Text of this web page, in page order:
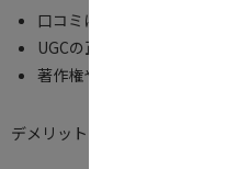
口コミにはネガティブなコ
UGCの正確性や質を、企
著作権や肖像権などの権利
デメリットを回避するポイン